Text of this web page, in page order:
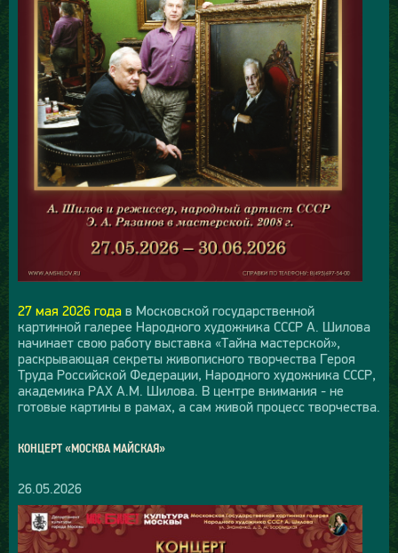
27 мая 2026 года в Московской государственной
картинной галерее Народного художника СССР А. Шилова
начинает свою работу выставка «Тайна мастерской»,
раскрывающая секреты живописного творчества Героя
Труда Российской Федерации, Народного художника СССР,
академика РАХ А.М. Шилова. В центре внимания - не
готовые картины в рамах, а сам живой процесс творчества.
КОНЦЕРТ «МОСКВА МАЙСКАЯ»
26.05.2026